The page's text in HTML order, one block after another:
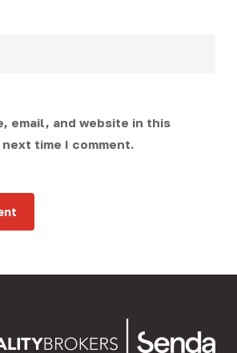
email, and website in this
time I comment.